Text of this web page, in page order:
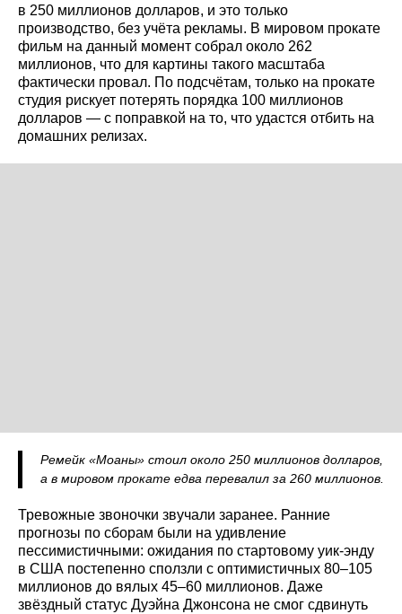
в 250 миллионов долларов, и это только
производство, без учёта рекламы. В мировом прокате
фильм на данный момент собрал около 262
миллионов, что для картины такого масштаба
фактически провал. По подсчётам, только на прокате
студия рискует потерять порядка 100 миллионов
долларов — с поправкой на то, что удастся отбить на
домашних релизах.
Ремейк «Моаны» стоил около 250 миллионов долларов,
а в мировом прокате едва перевалил за 260 миллионов.
Тревожные звоночки звучали заранее. Ранние
прогнозы по сборам были на удивление
пессимистичными: ожидания по стартовому уик-энду
в США постепенно сползли с оптимистичных 80–105
миллионов до вялых 45–60 миллионов. Даже
звёздный статус Дуэйна Джонсона не смог сдвинуть